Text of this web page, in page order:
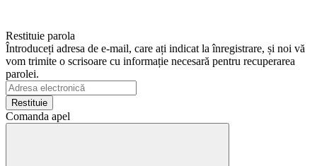
Restituie parola
Întroduceți adresa de e-mail, care ați indicat la înregistrare, și noi vă
vom trimite o scrisoare cu informație necesară pentru recuperarea
parolei.
Restituie
Comanda apel